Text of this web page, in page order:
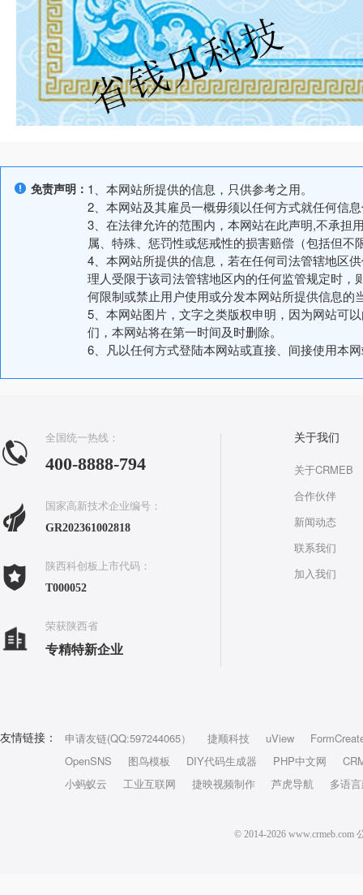
免责声明： 1、本网站所提供的信息，只供参考之用。
2、本网站及其雇员一概毋须以任何方式就任何信
3、在法律允许的范围内，本网站在此声明,不承担
属、特殊、惩罚性或惩戒性的损害赔偿（包括但
4、本网站所提供的信息，若在任何司法管辖地区
理人受限于该司法管辖地区内的任何监管规定时
何限制或禁止用户使用或分发本网站所提供信息的
5、本网站图片，文字之类版权申明，因为网站可
们，本网站将在第一时间及时删除。
6、凡以任何方式登陆本网站或直接、间接使用本
全国统一热线：
400-8888-794
国家高新技术企业编号：
GR202361002818
陕西科创板上市代码：
T000052
荣获陕西省
专精特新企业
关于我们
关于CRMEB
合作伙伴
新闻动态
联系我们
加入我们
友情链接： 申请友链(QQ:597244065） 捷顺科技 uView
OpenSNS
图鸟模板 DIY代码生成器 PHP中文网
小蚂蚁云
工业互联网 捷映视频制作 芦虎导航 多语
© 2014-2026